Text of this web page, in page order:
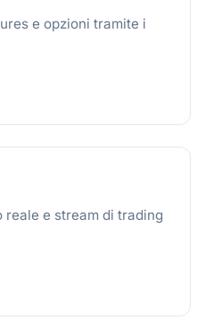
e opzioni tramite i
reale e stream di trading